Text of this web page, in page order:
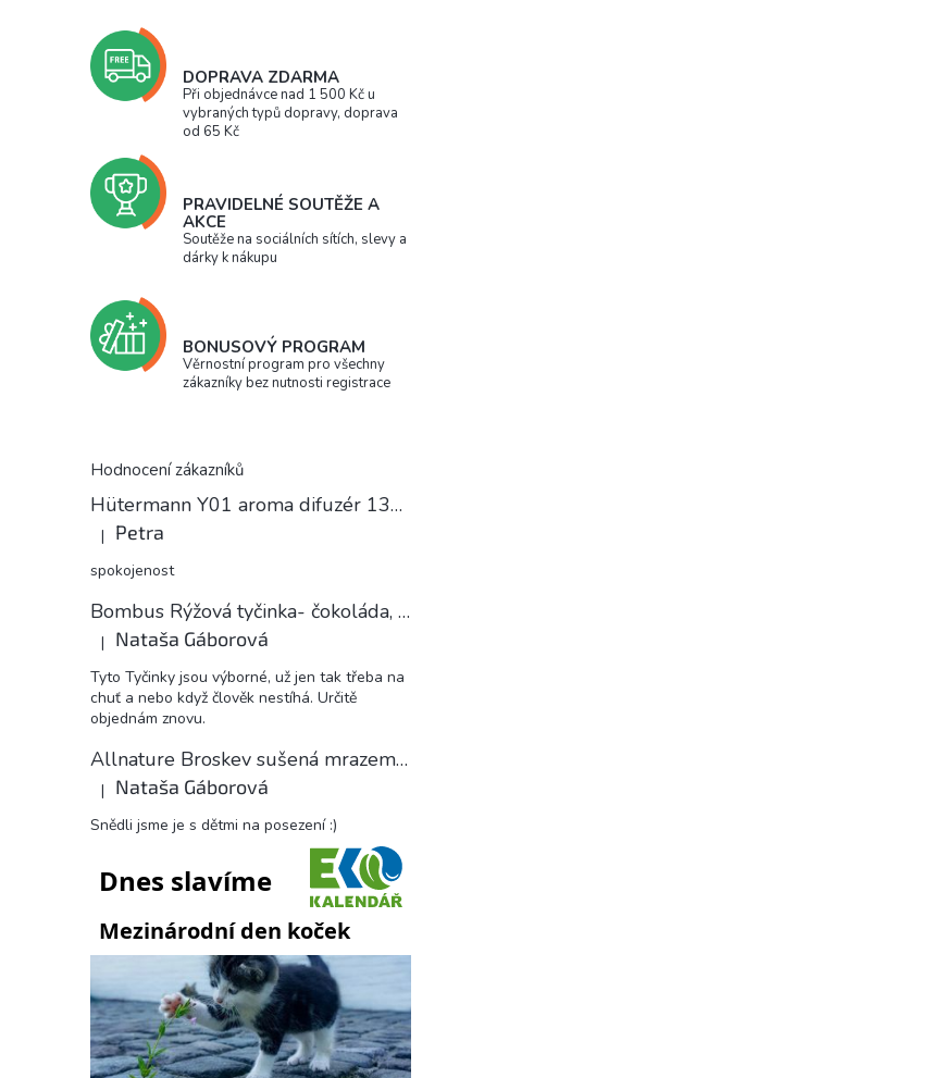
DOPRAVA ZDARMA
Při objednávce nad 1 500 Kč u
vybraných typů dopravy, doprava
od 65 Kč
PRAVIDELNÉ SOUTĚŽE A
AKCE
Soutěže na sociálních sítích, slevy a
dárky k nákupu
BONUSOVÝ PROGRAM
Věrnostní program pro všechny
zákazníky bez nutnosti registrace
Hodnocení zákazníků
Hütermann Y01 aroma difuzér 130ml světlé dřevo - ultrazvukový, USB.
Hodnocení produktu je 5 z 5 hvězdiček.
| Petra
spokojenost
Bombus Rýžová tyčinka- čokoláda, 18 g
Hodnocení produktu je 5 z 5 hvězdiček.
| Nataša Gáborová
Tyto Tyčinky jsou výborné, už jen tak třeba na
chuť a nebo když člověk nestíhá. Určitě
objednám znovu.
Allnature Broskev sušená mrazem plátky, 15 g
Hodnocení produktu je 5 z 5 hvězdiček.
| Nataša Gáborová
Snědli jsme je s dětmi na posezení :)